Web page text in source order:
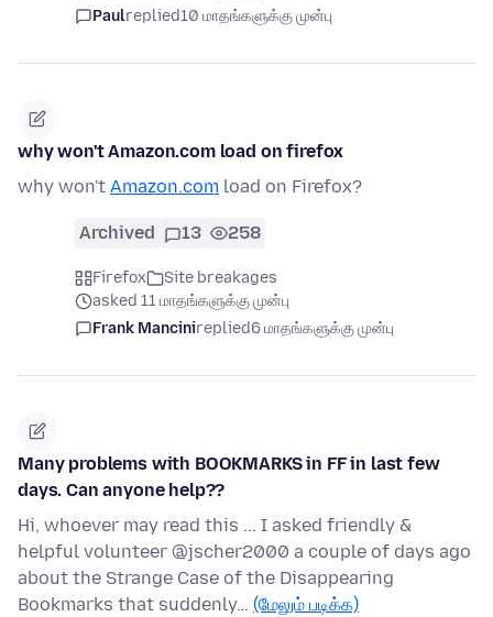
Paulreplied10 மாதங்களுக்கு முன்பு
why won't Amazon.com load on firefox
why won't Amazon.com load on Firefox?
Archived 13 258
Firefox
Site breakages
asked 11 மாதங்களுக்கு முன்பு
Frank Mancinireplied6 மாதங்களுக்கு முன்பு
Many problems with BOOKMARKS in FF in last few
days. Can anyone help??
Hi, whoever may read this ... I asked friendly &
helpful volunteer @jscher2000 a couple of days ago
about the Strange Case of the Disappearing
Bookmarks that suddenly… (மேலும் படிக்க)